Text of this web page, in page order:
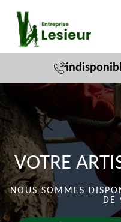
VOTRE
NOUS SOMMES
DE